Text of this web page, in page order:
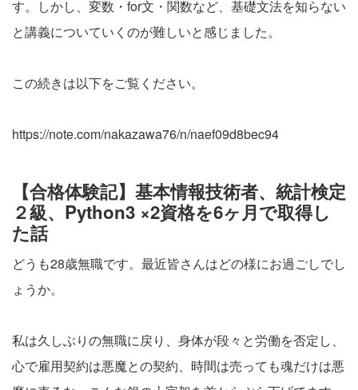
す。しかし、変数・for文・関数など、基礎文法を知らない
と講義についていくのが難しいと感じました。
この続きは以下をご覧ください。
https://note.com/nakazawa76/n/naef09d8bec94
【合格体験記】基本情報技術者、統計検定
２級、Python3 ×2資格を6ヶ月で取得し
た話
どうも28歳無職です。最近皆さんはどの様にお過ごしでし
ょうか。
私は久しぶりの無職に戻り、身体が段々と労働を否定し、
心で雇用契約は悪魔との契約、時間は売っても魂だけは悪